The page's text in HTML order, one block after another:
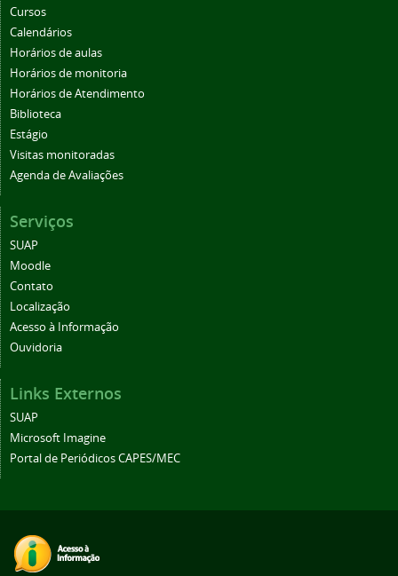
Cursos
Calendários
Horários de aulas
Horários de monitoria
Horários de Atendimento
Biblioteca
Estágio
Visitas monitoradas
Agenda de Avaliações
Serviços
SUAP
Moodle
Contato
Localização
Acesso à Informação
Ouvidoria
Links Externos
SUAP
Microsoft Imagine
Portal de Periódicos CAPES/MEC